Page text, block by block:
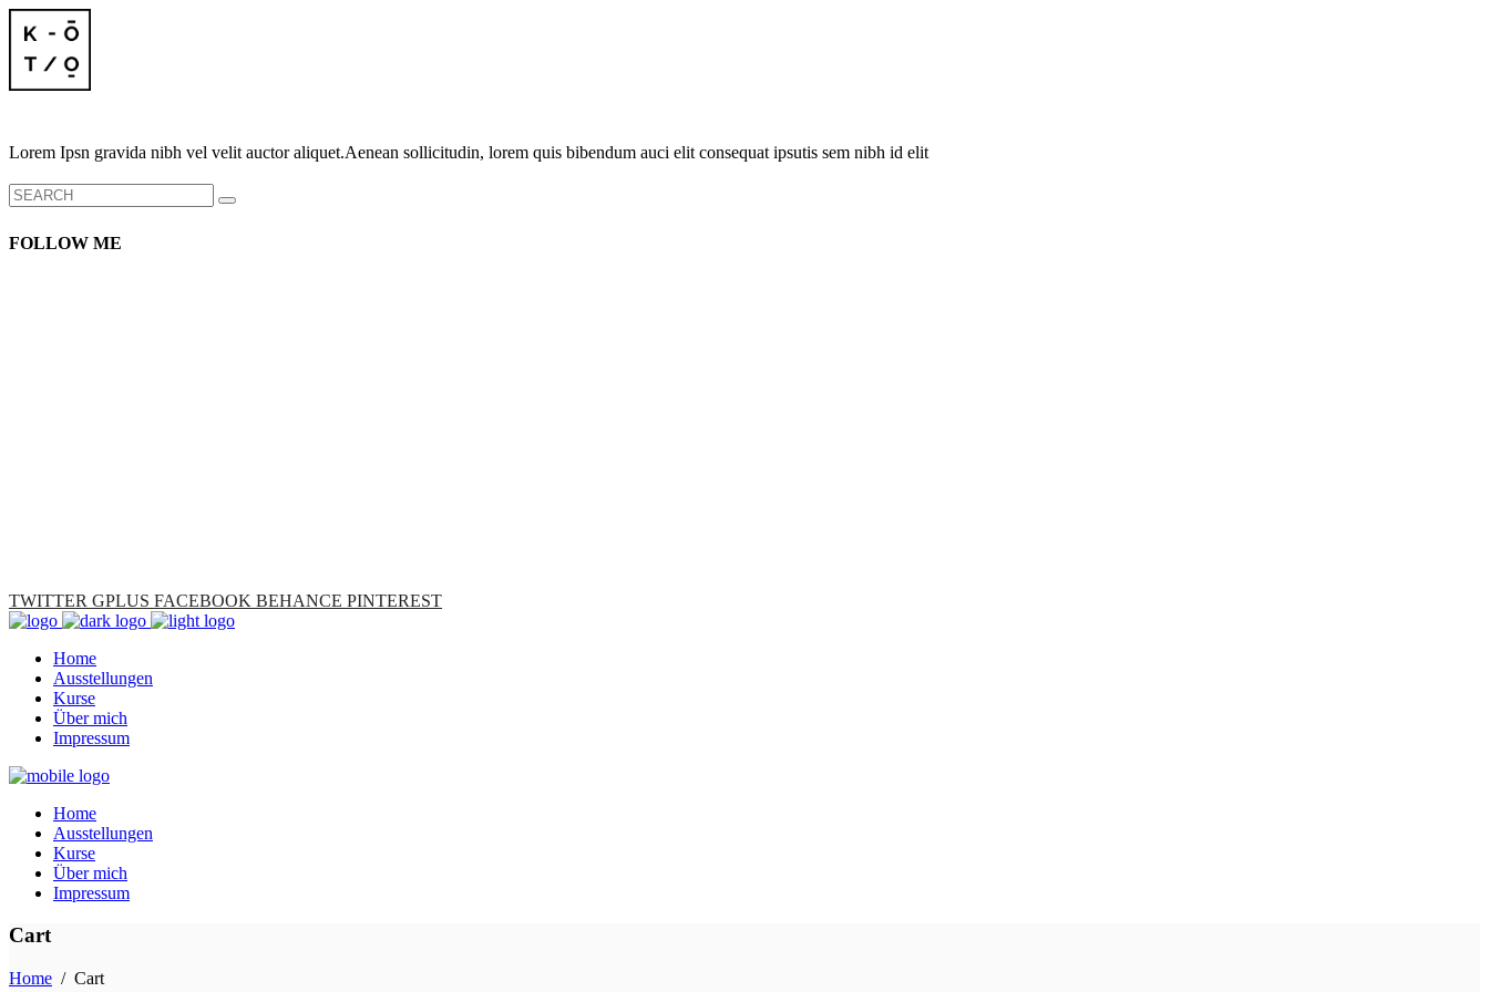
Lorem Ipsn gravida nibh vel velit auctor aliquet.Aenean sollicitudin, lorem quis bibendum auci elit consequat ipsutis sem nibh id elit
Search
for:
FOLLOW ME
TWITTER GPLUS FACEBOOK BEHANCE PINTEREST
Home
Ausstellungen
Kurse
Über mich
Impressum
Home
Ausstellungen
Kurse
Über mich
Impressum
Cart
Home / Cart